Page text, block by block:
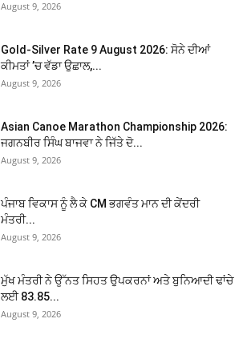
August 9, 2026
Gold-Silver Rate 9 August 2026: ਸੋਨੇ ਦੀਆਂ
ਕੀਮਤਾਂ ’ਚ ਵੱਡਾ ਉਛਾਲ,...
August 9, 2026
Asian Canoe Marathon Championship 2026:
ਜਗਨਬੀਰ ਸਿੰਘ ਬਾਜਵਾ ਨੇ ਜਿੱਤੇ ਦੋ...
August 9, 2026
ਪੰਜਾਬ ਵਿਕਾਸ ਨੂੰ ਲੈ ਕੇ CM ਭਗਵੰਤ ਮਾਨ ਦੀ ਕੇਂਦਰੀ
ਮੰਤਰੀ...
August 9, 2026
ਮੁੱਖ ਮੰਤਰੀ ਨੇ ਉੱਨਤ ਸਿਹਤ ਉਪਕਰਨਾਂ ਅਤੇ ਬੁਨਿਆਦੀ ਢਾਂਚੇ
ਲਈ 83.85...
August 9, 2026